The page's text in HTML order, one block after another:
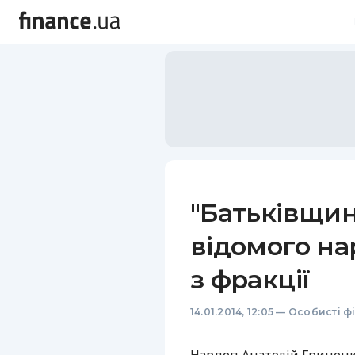
відомого
з фракції
14.01.2014, 12:05 — Особисті